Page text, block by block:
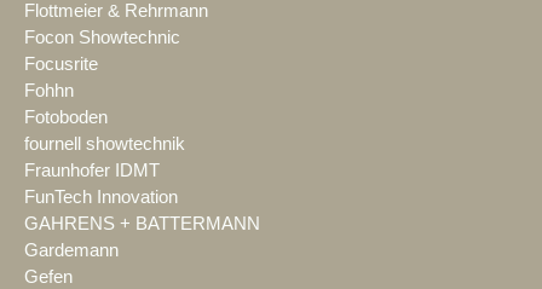
Flottmeier & Rehrmann
Focon Showtechnic
Focusrite
Fohhn
Fotoboden
fournell showtechnik
Fraunhofer IDMT
FunTech Innovation
GAHRENS + BATTERMANN
Gardemann
Gefen